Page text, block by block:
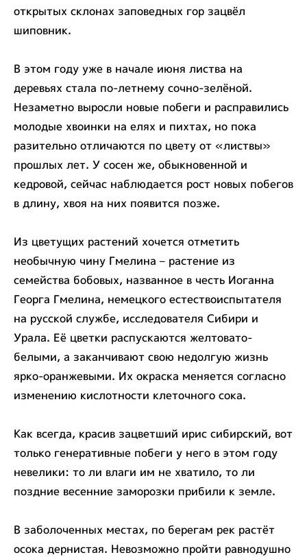
открытых склонах заповедных гор зацвёл
шиповник.
В этом году уже в начале июня листва на
деревьях стала по-летнему сочно-зелёной.
Незаметно выросли новые побеги и расправились
молодые хвоинки на елях и пихтах, но пока
разительно отличаются по цвету от «листвы»
прошлых лет. У сосен же, обыкновенной и
кедровой, сейчас наблюдается рост новых побегов
в длину, хвоя на них появится позже.
Из цветущих растений хочется отметить
необычную чину Гмелина – растение из
семейства бобовых, названное в честь Иоганна
Георга Гмелина, немецкого естествоиспытателя
на русской службе, исследователя Сибири и
Урала. Её цветки распускаются желтовато-
белыми, а заканчивают свою недолгую жизнь
ярко-оранжевыми. Их окраска меняется согласно
изменению кислотности клеточного сока.
Как всегда, красив зацветший ирис сибирский, вот
только генеративные побеги у него в этом году
невелики: то ли влаги им не хватило, то ли
поздние весенние заморозки прибили к земле.
В заболоченных местах, по берегам рек растёт
осока дернистая. Невозможно пройти равнодушно